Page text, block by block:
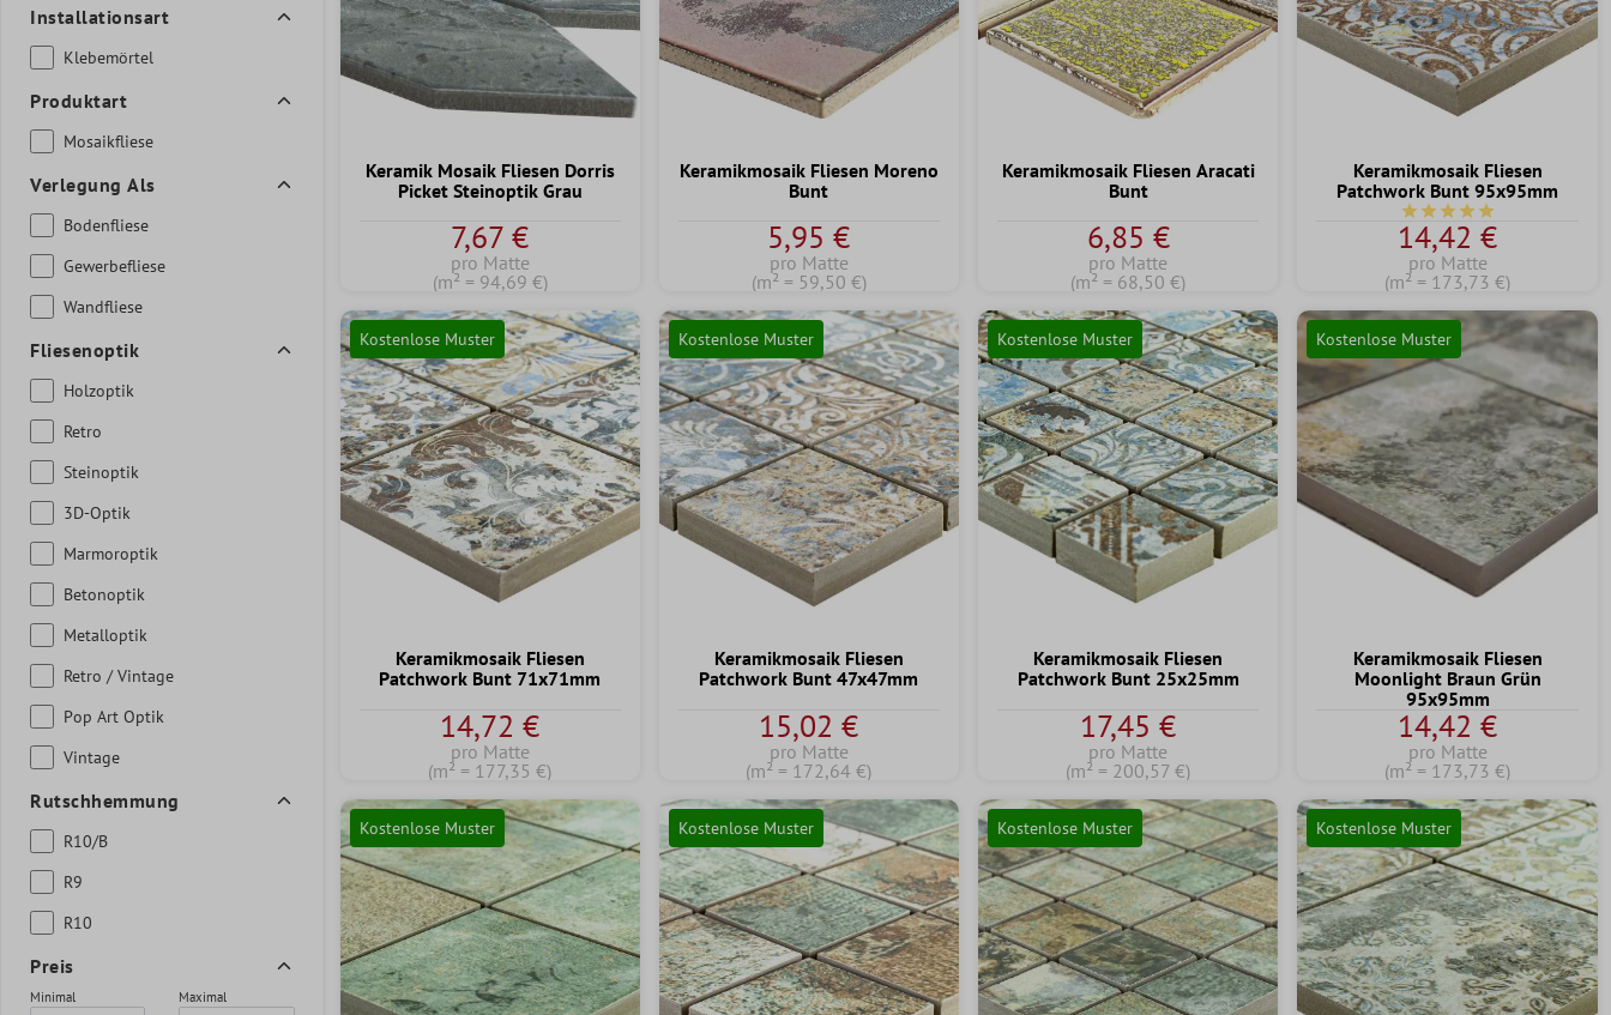
Installationsart
Klebemörtel
Produktart
Mosaikfliese
Verlegung Als
Bodenfliese
Gewerbefliese
Wandfliese
Fliesenoptik
Holzoptik
Retro
Steinoptik
3D-Optik
Marmoroptik
Betonoptik
Metalloptik
Retro / Vintage
Pop Art Optik
Vintage
Rutschhemmung
R10/B
R9
R10
Preis
Minimal Maximal
Keramik Mosaik Fliesen Dorris
Picket Steinoptik Grau
7,67 €
pro Matte
(m² = 94,69 €)
Keramikmosaik Fliesen Moreno
Bunt
5,95 €
pro Matte
(m² = 59,50 €)
Keramikmosaik Fliesen Aracati
Bunt
6,85 €
pro Matte
(m² = 68,50 €)
Keramikmosaik Fliesen
Patchwork Bunt 95x95mm
Durchschnittliche
14,42 €
pro Matte
(m² = 173,73 €)
Kostenlose Muster
Keramikmosaik Fliesen
Patchwork Bunt 71x71mm
14,72 €
pro Matte
(m² = 177,35 €)
Kostenlose Muster
Keramikmosaik Fliesen
Patchwork Bunt 47x47mm
15,02 €
pro Matte
(m² = 172,64 €)
Kostenlose Muster
Keramikmosaik Fliesen
Patchwork Bunt 25x25mm
17,45 €
pro Matte
(m² = 200,57 €)
Kostenlose Muster
Keramikmosaik Fliesen
Moonlight Braun Grün
95x95mm
14,42 €
pro Matte
(m² = 173,73 €)
Kostenlose Muster Kostenlose Muster Kostenlose Muster Kostenlose Muster